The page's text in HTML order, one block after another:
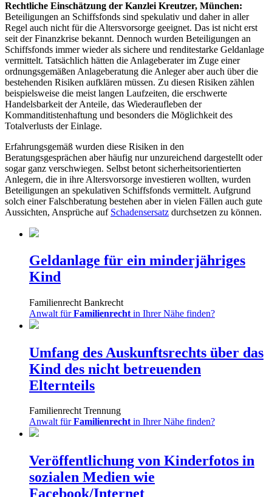
Rechtliche Einschätzung der Kanzlei Kreutzer, München:
Beteiligungen an Schiffsfonds sind spekulativ und daher in aller
Regel auch nicht für die Altersvorsorge geeignet. Das ist nicht erst
seit der Finanzkrise bekannt. Dennoch wurden Beteiligungen an
Schiffsfonds immer wieder als sichere und renditestarke Geldanlage
vermittelt. Tatsächlich hätten die Anlageberater im Zuge einer
ordnungsgemäßen Anlageberatung die Anleger aber auch über die
bestehenden Risiken aufklären müssen. Zu diesen Risiken zählen
beispielsweise die meist langen Laufzeiten, die erschwerte
Handelsbarkeit der Anteile, das Wiederaufleben der
Kommanditistenhaftung und besonders die Möglichkeit des
Totalverlusts der Einlage.
Erfahrungsgemäß wurden diese Risiken in den
Beratungsgesprächen aber häufig nur unzureichend dargestellt oder
sogar ganz verschwiegen. Selbst betont sicherheitsorientierten
Anlegern, die in ihre Altersvorsorge investieren wollten, wurden
Beteiligungen an spekulativen Schiffsfonds vermittelt. Aufgrund
solch einer Falschberatung bestehen aber in vielen Fällen auch gute
Aussichten, Ansprüche auf Schadensersatz durchsetzen zu können.
Geldanlage für ein minderjähriges
Kind
Familienrecht Bankrecht
Anwalt fürFamilienrecht in Ihrer Nähe finden?
Umfang des Auskunftsrechts über das
Kind des nicht betreuenden
Elternteils
Familienrecht Trennung
Anwalt fürFamilienrechtin Ihrer Nähe finden?
Veröffentlichung von Kinderfotos in
sozialen Medien wie
Facebook/Internet